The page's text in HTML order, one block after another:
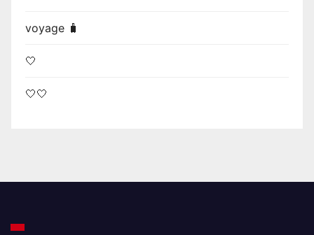
voyage 🧳
🤍
🤍🤍